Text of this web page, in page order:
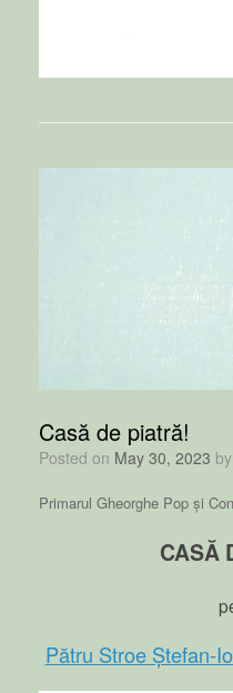
Casă de piatră!
Posted on May 30, 2023 by
Primarul Gheorghe Pop și
CASĂ
Pătru Stroe Ștefan-